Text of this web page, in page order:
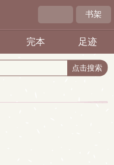
书架
完本 足迹